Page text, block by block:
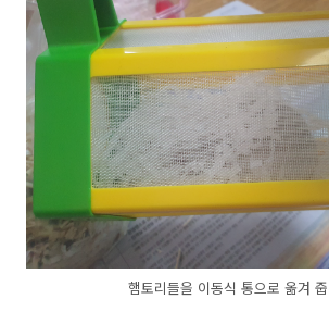
햄토리들을 이동식 통으로 옮겨